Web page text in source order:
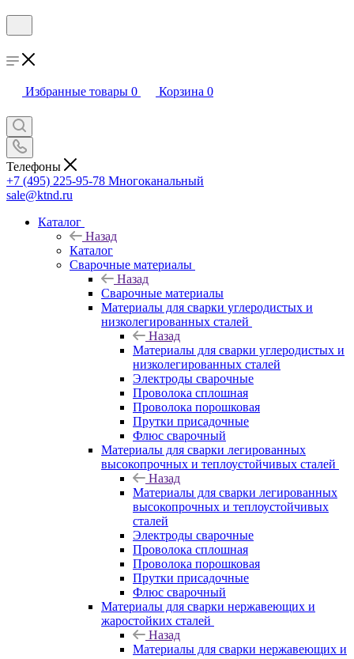
Избранные товары 0 Корзина 0
Телефоны
+7 (495) 225-95-78 Многоканальный
sale@ktnd.ru
Каталог
Назад
Каталог
Сварочные материалы
Назад
Сварочные материалы
Материалы для сварки углеродистых и
низколегированных сталей
Назад
Материалы для сварки углеродистых и
низколегированных сталей
Электроды сварочные
Проволока сплошная
Проволока порошковая
Прутки присадочные
Флюс сварочный
Материалы для сварки легированных
высокопрочных и теплоустойчивых сталей
Назад
Материалы для сварки легированных
высокопрочных и теплоустойчивых
сталей
Электроды сварочные
Проволока сплошная
Проволока порошковая
Прутки присадочные
Флюс сварочный
Материалы для сварки нержавеющих и
жаростойких сталей
Назад
Материалы для сварки нержавеющих и